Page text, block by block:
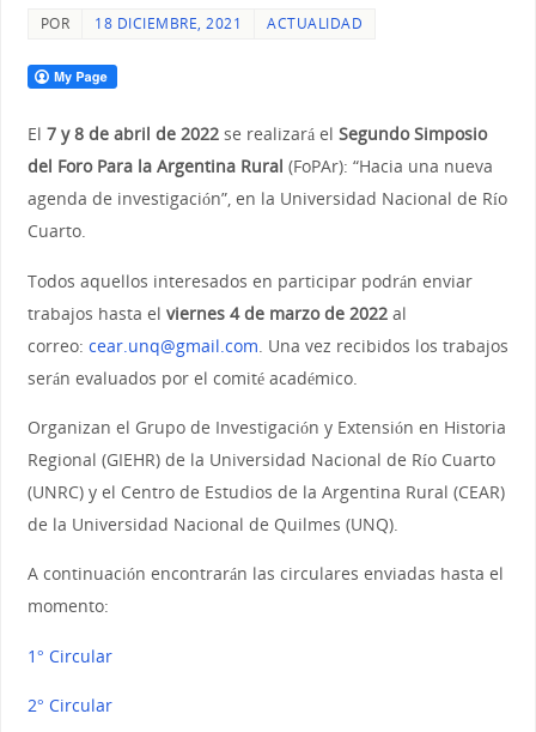
POR 18 DICIEMBRE, 2021 ACTUALIDAD
El 7 y 8 de abril de 2022se realizará el Segundo Simposio
del Foro Para la Argentina Rural (FoPAr): “Hacia una nueva
agenda de investigación”, en la Universidad Nacional de Río
Cuarto.
Todos aquellos interesados en participar podrán enviar
trabajos hasta el viernes 4 de marzo de 2022al
correo: cear.unq@gmail.com . Una vez recibidos los trabajos
serán evaluados por el comité académico.
Organizan el Grupo de Investigación y Extensión en Historia
Regional (GIEHR) de la Universidad Nacional de Río Cuarto
(UNRC) y el Centro de Estudios de la Argentina Rural (CEAR)
de la Universidad Nacional de Quilmes (UNQ).
A continuación encontrarán las circulares enviadas hasta el
momento:
1° Circular
2° Circular